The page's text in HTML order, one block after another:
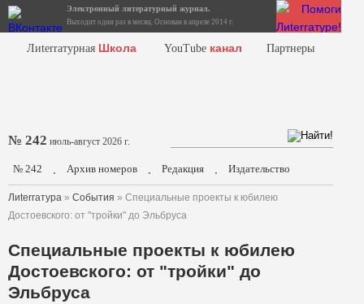
Электронный литературный журнал.
Выходит один раз в месяц. Основан в апреле 2014 г.
Лиterraтурная Школа YouTube канал Партнеры
№ 242 июль-август 2026 г.
№ 242 . Архив номеров . Редакция . Издательство
Лиterraтура » События » Специальные проекты к юбилею
Достоевского: от "тройки" до Эльбруса
Специальные проекты к юбилею
Достоевского: от "тройки" до
Эльбруса